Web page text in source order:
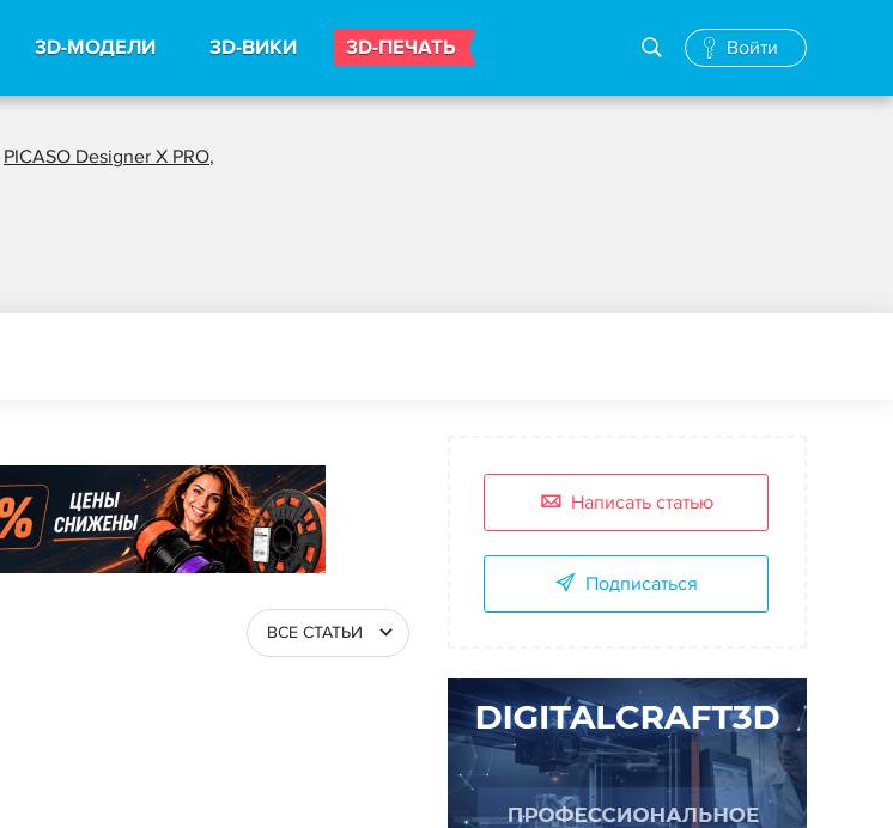
3D-МОДЕЛИ 3D-ВИКИ 3D-ПЕЧАТЬ Войти
PICASO Designer X PRO,
ВСЕ СТАТЬИ
Написать статью
Подписаться